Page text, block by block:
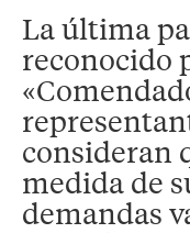
La última
reconocido
consideran
medida de
demandas